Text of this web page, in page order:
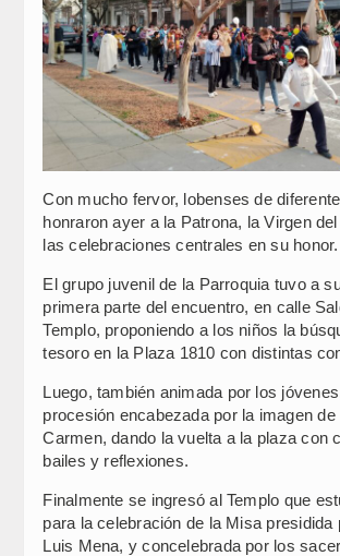
Con mucho fervor, lobenses de
honraron ayer a la Patrona, la Virgen
las celebraciones centrales en su honor.
El grupo juvenil de la Parroquia tuvo a
primera parte del encuentro, en calle
Templo, proponiendo a los niños la
tesoro en la Plaza 1810 con distintas
Luego, también animada por los
procesión encabezada por la imagen de
Carmen, dando la vuelta a la plaza con
bailes y reflexiones.
Finalmente se ingresó al Templo que
para la celebración de la Misa presidida
Luis Mena, y concelebrada por los